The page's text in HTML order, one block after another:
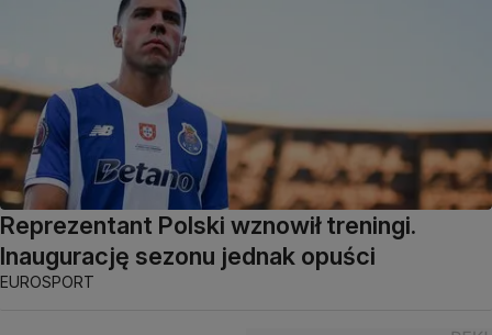
Reprezentant Polski wznowił treningi.
Inaugurację sezonu jednak opuści
EUROSPORT